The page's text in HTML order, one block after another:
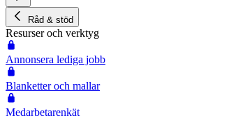
Råd & stöd
Resurser och verktyg
Annonsera lediga jobb
Blanketter och mallar
Medarbetarenkät